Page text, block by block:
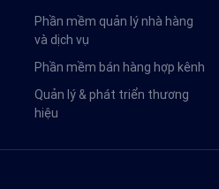
Phần mềm quản lý nhà hàng
và dịch vụ
Phần mềm bán hàng hợp kênh
Quản lý & phát triển thương
hiệu